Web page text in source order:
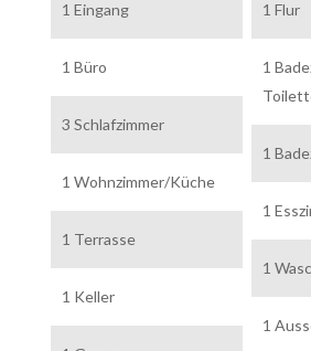
1 Eingang 1 Flur
1 Büro
1
3 Schlafzimmer
1
1 Wohnzimmer/Küche
1
1 Terrasse
1
1 Keller
1